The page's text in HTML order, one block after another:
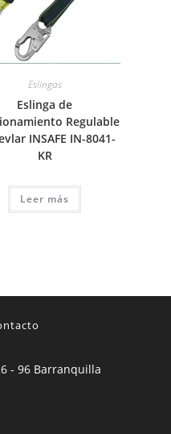
Eslingas
Eslinga de
Regulable
INSAFE IN-8041-
KR
Leer más
- 96 Barranquilla